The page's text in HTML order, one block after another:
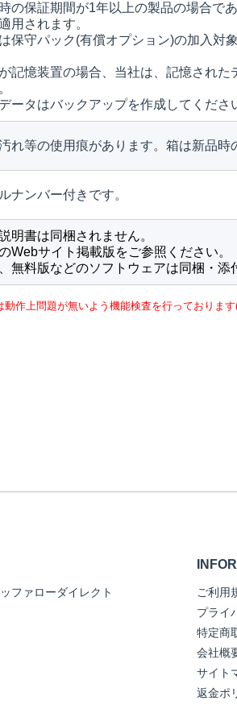
の保証期間が1年以上の製品の場合で
用されます。
保守パック(有償オプション)の加入対象
記憶装置の場合、当社は、記憶され
ータはバックアップを作成してくださ
れ等の使用痕があります。箱は新品時
ナンバー付きです。
明書は同梱されません。
Webサイト掲載版をご参照ください。
無料版などのソフトウェアは同梱・添
作上問題が無いよう機能検査を行っております
ファローダイレクト
ご利用
プライ
特定商
会社概
サイト
返金ポ